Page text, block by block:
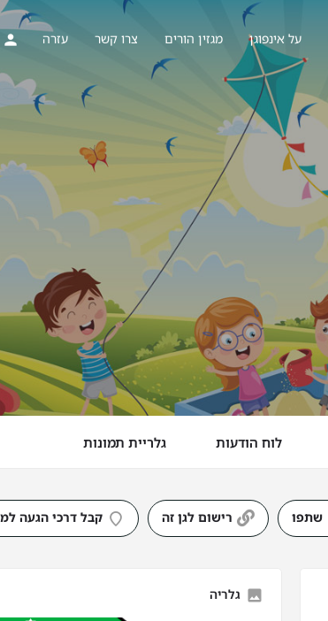
על אינפוגן מגזין הורים צרו קשר עזרה
לוח הודעות גלריית תמונות
שתפו רישום לגן זה קבל דרכי הגעה
גלריה